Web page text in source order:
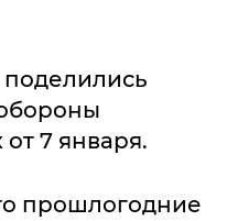
7 января.
прошлогодние